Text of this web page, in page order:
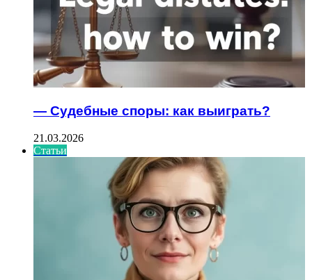
— Судебные споры: как выиграть?
21.03.2026
Статьи